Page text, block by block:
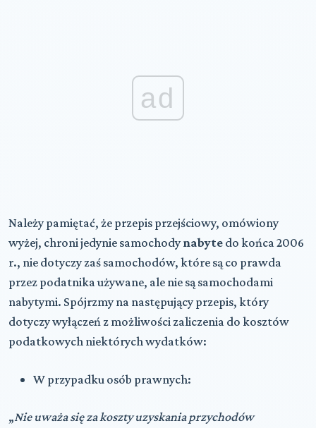
ad
Należy pamiętać, że przepis przejściowy, omówiony
wyżej, chroni jedynie samochody nabyte do końca 2006
r., nie dotyczy zaś samochodów, które są co prawda
przez podatnika używane, ale nie są samochodami
nabytymi. Spójrzmy na następujący przepis, który
dotyczy wyłączeń z możliwości zaliczenia do kosztów
podatkowych niektórych wydatków:
W przypadku osób prawnych:
„Nie uważa się za koszty uzyskania przychodów